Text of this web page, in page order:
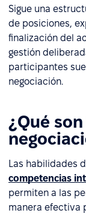
Sigue una
de posiciones,
finalización del
gestión
participantes
negociación.
¿Qué
Las habilidades
competencias
permiten a las
manera efectiva